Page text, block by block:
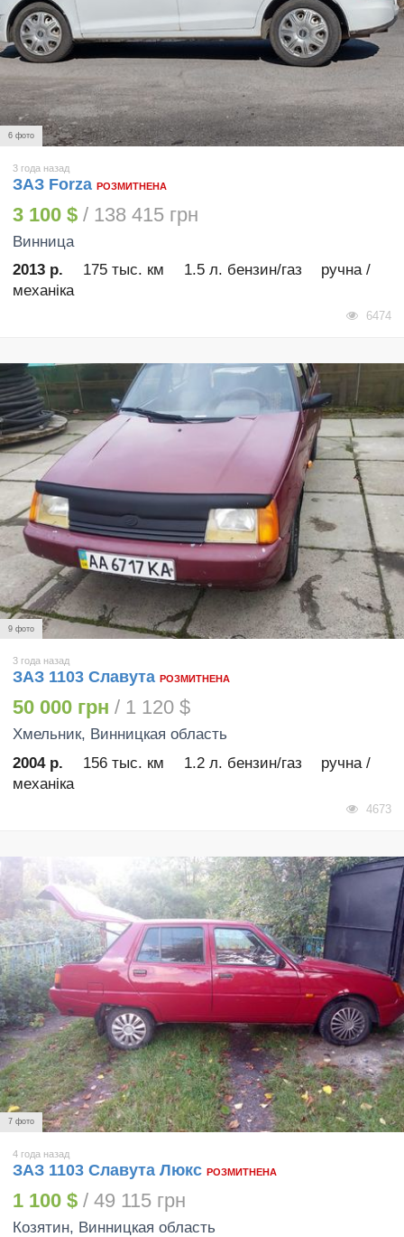
6 фото
3 года назад
ЗАЗ Forza РОЗМИТНЕНА
3 100 $ / 138 415 грн
Винница
2013 р.
175 тыс. км 1.5 л. бензин/газ
ручна /
механіка
6474
9 фото
3 года назад
ЗАЗ 1103 Славута РОЗМИТНЕНА
50 000 грн / 1 120 $
Хмельник, Винницкая область
2004 р.
156 тыс. км 1.2 л. бензин/газ
ручна /
механіка
4673
7 фото
4 года назад
ЗАЗ 1103 Славута Люкс РОЗМИТНЕНА
1 100 $ / 49 115 грн
Козятин, Винницкая область